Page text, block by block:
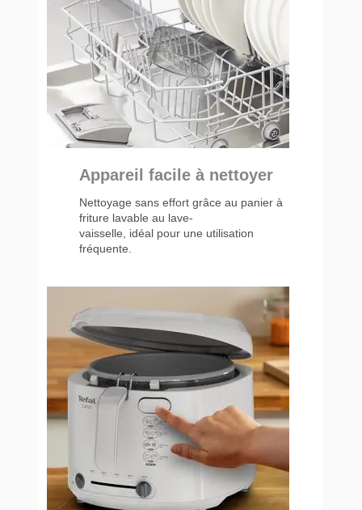
Appareil facile à nettoyer
Nettoyage sans effort grâce au panier à
friture lavable au lave-
vaisselle, idéal pour une utilisation
fréquente.